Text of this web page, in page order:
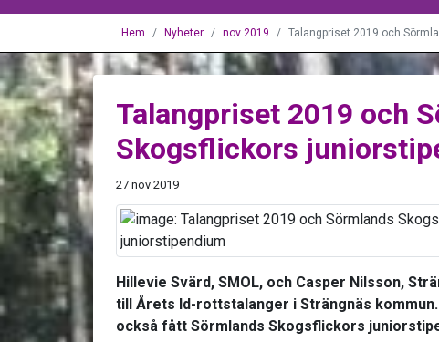
Hem Nyheter nov 2019 Talangpriset 2019 och
Talangpriset 2019 och
Skogsflickors
27 nov 2019
Hillevie Svärd, SMOL, och Casper Nilsson,
till Årets Id-rottstalanger i Strängnäs
också fått Sörmlands Skogsflickors